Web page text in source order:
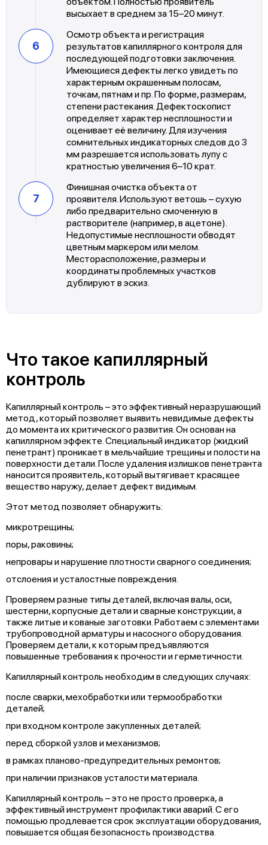
высыхает в среднем за 15–20 минут.
Осмотр объекта и регистрация
результатов капиллярного контроля для
последующей подготовки заключения.
Имеющиеся дефекты легко увидеть по
характерным окрашенным полосам,
точкам, пятнам и пр. По форме, размерам,
степени растекания. Дефектоскопист
определяет характер несплошности и
оценивает её величину. Для изучения
сомнительных индикаторных следов до 3
мм разрешается использовать лупу с
кратностью увеличения 6–10 крат.
Финишная очистка объекта от
проявителя. Используют ветошь – сухую
либо предварительно смоченную в
растворителе (например, в ацетоне).
Недопустимые несплошности обводят
цветным маркером или мелом.
Месторасположение, размеры и
координаты проблемных участков
дублируют в эскиз.
Что такое капиллярный
контроль
Капиллярный контроль – это эффективный неразрушающий
метод, который позволяет выявить невидимые дефекты
до момента их критического развития. Он основан на
капиллярном эффекте. Специальный индикатор (жидкий
пенетрант) проникает в мельчайшие трещины и полости на
поверхности детали. После удаления излишков пенетранта
наносится проявитель, который вытягивает красящее
вещество наружу, делает дефект видимым.
Этот метод позволяет обнаружить:
микротрещины;
поры, раковины;
непровары и нарушение плотности сварного соединения;
отслоения и усталостные повреждения.
Проверяем разные типы деталей, включая валы, оси,
шестерни, корпусные детали и сварные конструкции, а
также литые и кованые заготовки. Работаем с элементами
трубопроводной арматуры и насосного оборудования.
Проверяем детали, к которым предъявляются
повышенные требования к прочности и герметичности.
Капиллярный контроль необходим в следующих случаях:
после сварки, мехобработки или термообработки
деталей;
при входном контроле закупленных деталей;
перед сборкой узлов и механизмов;
в рамках планово-предупредительных ремонтов;
при наличии признаков усталости материала.
Капиллярный контроль – это не просто проверка, а
эффективный инструмент профилактики аварий. С его
помощью продлевается срок эксплуатации оборудования,
повышается общая безопасность производства.